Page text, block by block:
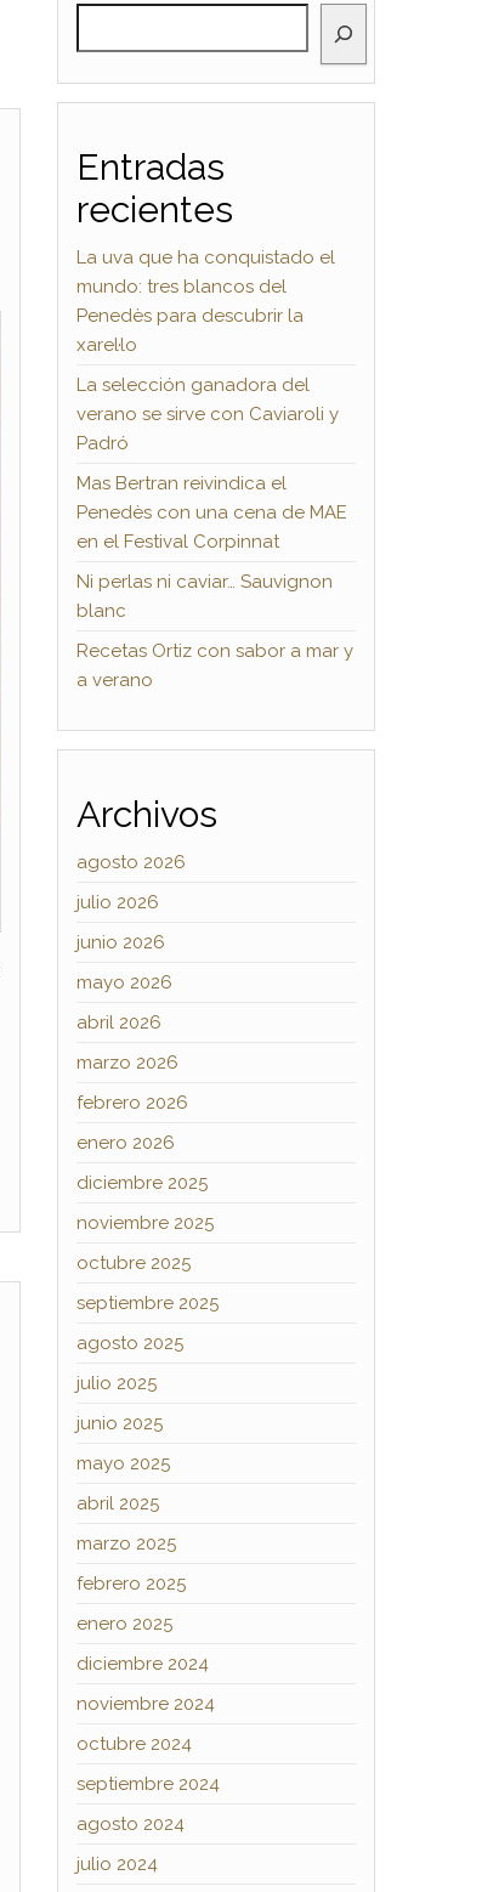
Entradas
recientes
La uva que ha conquistado el
mundo: tres blancos del
Penedès para descubrir la
xarel·lo
La selección ganadora del
verano se sirve con Caviaroli y
Padró
Mas Bertran reivindica el
Penedès con una cena de MAE
en el Festival Corpinnat
Ni perlas ni caviar… Sauvignon
blanc
Recetas Ortiz con sabor a mar y
a verano
Archivos
agosto 2026
julio 2026
junio 2026
mayo 2026
abril 2026
marzo 2026
febrero 2026
enero 2026
diciembre 2025
noviembre 2025
octubre 2025
septiembre 2025
agosto 2025
julio 2025
junio 2025
mayo 2025
abril 2025
marzo 2025
febrero 2025
enero 2025
diciembre 2024
noviembre 2024
octubre 2024
septiembre 2024
agosto 2024
julio 2024